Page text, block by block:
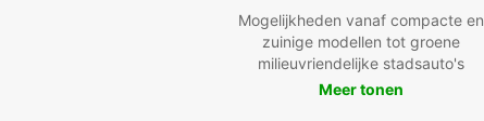
Mogelijkheden vanaf compacte en
zuinige modellen tot groene
milieuvriendelijke stadsauto's
Meer tonen